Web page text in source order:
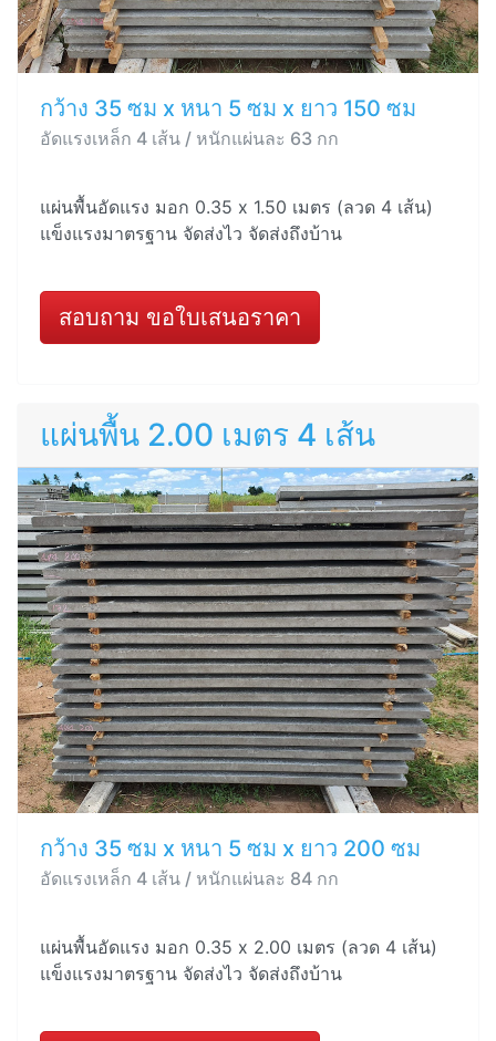
กว้าง 35 ซม x หนา 5 ซม x ยาว 150 ซม
อัดแรงเหล็ก 4 เส้น / หนักแผ่นละ 63 กก
แผ่นพื้นอัดแรง มอก 0.35 x 1.50 เมตร (ลวด 4 เส้น)
แข็งแรงมาตรฐาน จัดส่งไว จัดส่งถึงบ้าน
สอบถาม ขอใบเสนอราคา
แผ่นพื้น 2.00 เมตร 4 เส้น
กว้าง 35 ซม x หนา 5 ซม x ยาว 200 ซม
อัดแรงเหล็ก 4 เส้น / หนักแผ่นละ 84 กก
แผ่นพื้นอัดแรง มอก 0.35 x 2.00 เมตร (ลวด 4 เส้น)
แข็งแรงมาตรฐาน จัดส่งไว จัดส่งถึงบ้าน